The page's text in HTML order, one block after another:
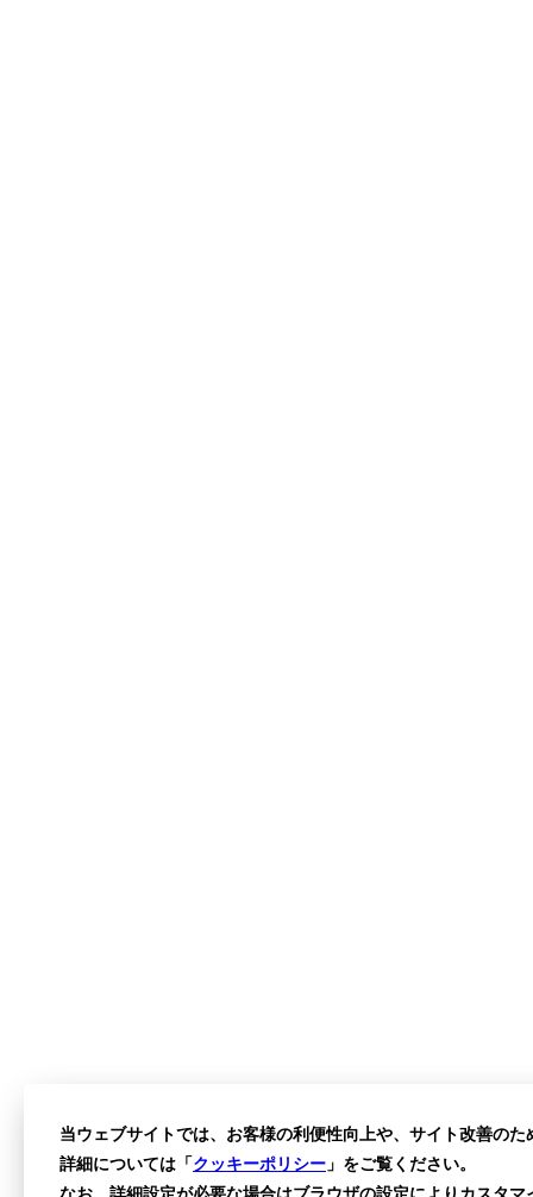
当ウェブサイトでは、お客様の利便性向上や、サイト改善の
詳細については「クッキーポリシー 」をご覧ください。